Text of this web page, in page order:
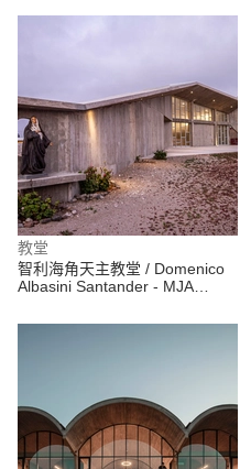
教堂
智利海角天主教堂 / Domenico
Albasini Santander - MJA